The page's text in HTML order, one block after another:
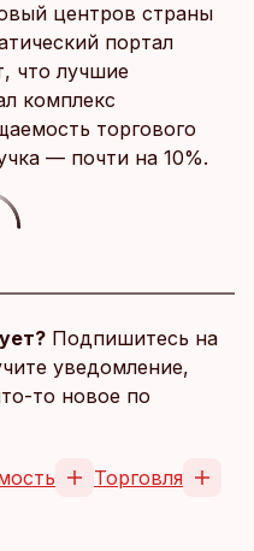
центров страны
портал
что лучшие
комплекс
торгового
— почти на 10%.
Подпишитесь на
уведомление,
то новое по
Торговля